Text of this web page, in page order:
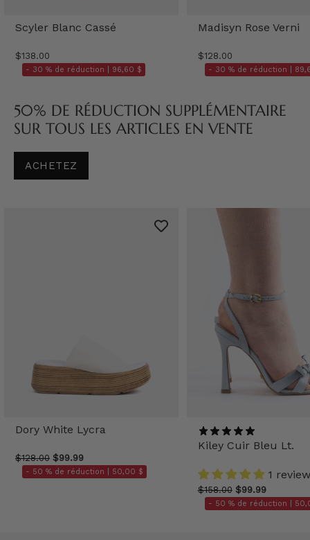
Scyler Blanc Cassé
$138.00
- 30 % de réduction | 96,60 $
Madisyn Rose Verni
$128.00
- 30 % de réduction |
50% DE RÉDUCTION SUPPLÉMENTAIRE
SUR TOUS LES ARTICLES EN VENTE
ACHETEZ
Dory White Lycra
$128.00 $99.99
- 50 % de réduction | 50,00 $
Kiley Cuir Bleu Lt.
1 review
$158.00 $99.99
- 50 % de réduction |